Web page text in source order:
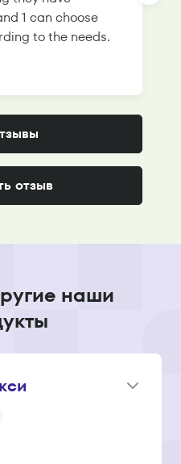
1 can choose
to the needs.
отзыв
наши